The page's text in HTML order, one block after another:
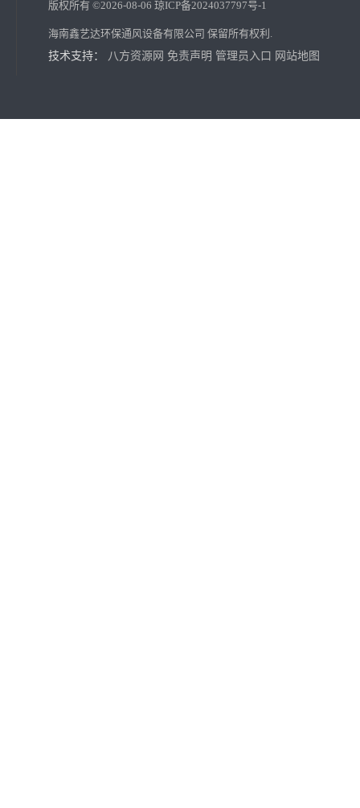
免费上门测量设计 琼海消防管道工程 免费设计 定安县地下室排风厂
版权所有 ©2026-08-06 琼ICP备2024037797号-1
海南鑫艺达环保通风设备有限公司 保留所有权利.
技术支持：
八方资源网 免责声明 管理员入口 网站地图